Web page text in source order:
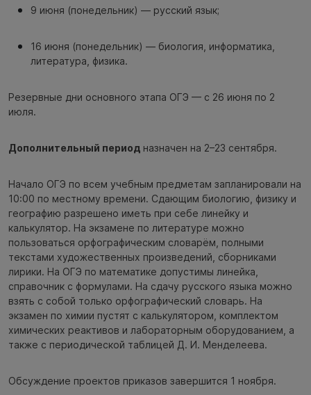
9 июня (понедельник) — русский язык;
16 июня (понедельник) — биология, информатика,
литература, физика.
Резервные дни основного этапа ОГЭ — с 26 июня по 2
июля.
Дополнительный период назначен на 2–23 сентября.
Начало ОГЭ по всем учебным предметам запланировали на
10:00 по местному времени. Сдающим биологию, физику и
географию разрешено иметь при себе линейку и
калькулятор. На экзамене по литературе можно
пользоваться орфографическим словарём, полными
текстами художественных произведений, ‎сборниками
лирики. На ОГЭ по математике допустимы линейка,
справочник с формулами. На сдачу русского языка можно
взять с собой только орфографический словарь. На
экзамен по химии пустят с калькулятором, комплектом
химических реактивов и лабораторным оборудованием, а
также с периодической таблицей ‎Д. И. Менделеева.
Обсуждение проектов приказов завершится 1 ноября.